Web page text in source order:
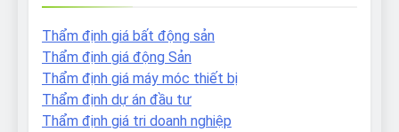
Thẩm định giá bất động sản
Thẩm định giá động Sản
Thẩm định giá máy móc thiết bị
Thẩm định dự án đầu tư
Thẩm định giá tri doanh nghiệp